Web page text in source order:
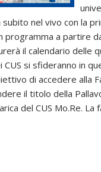
nel vivo con la
programma a partire
il calendario delle
si sfideranno in
di accedere alla
il titolo della
del CUS Mo.Re. La